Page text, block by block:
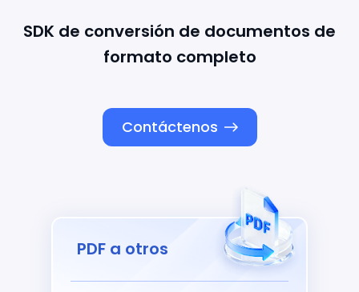
SDK de conversión de documentos de
formato completo
Contáctenos
PDF a otros